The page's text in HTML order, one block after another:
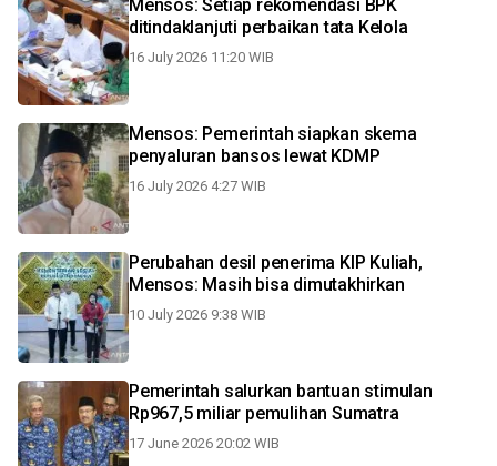
Mensos: Setiap rekomendasi BPK
ditindaklanjuti perbaikan tata Kelola
16 July 2026 11:20 WIB
Mensos: Pemerintah siapkan skema
penyaluran bansos lewat KDMP
16 July 2026 4:27 WIB
Perubahan desil penerima KIP Kuliah,
Mensos: Masih bisa dimutakhirkan
10 July 2026 9:38 WIB
Pemerintah salurkan bantuan stimulan
Rp967,5 miliar pemulihan Sumatra
17 June 2026 20:02 WIB